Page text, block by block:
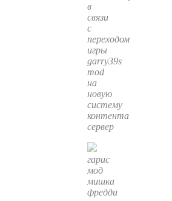
в
связи
с
переходом
игры
garry39s
mod
на
новую
систему
контента
сервер
гарис
мод
мишка
фредди